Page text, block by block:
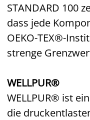
STANDARD 100
dass jede
OEKO-TEX®-
strenge
WELLPUR®
WELLPUR® ist
die